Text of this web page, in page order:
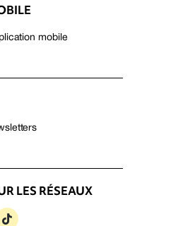
mobile
LES RÉSEAUX